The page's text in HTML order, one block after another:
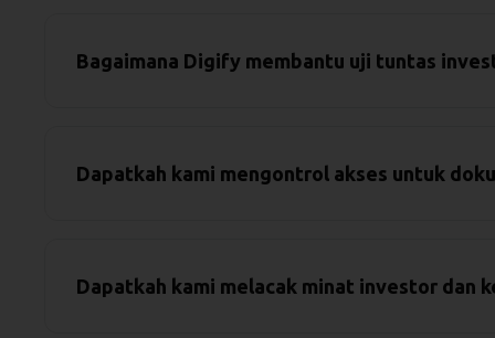
Bagaimana Digify membantu uji tuntas
Dapatkah kami mengontrol akses untuk
Dapatkah kami melacak minat investor dan